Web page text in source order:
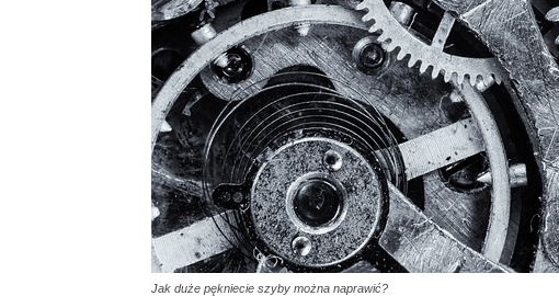
Jak duże pękniecie szyby można naprawić?